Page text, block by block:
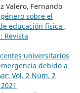
Valero, Fernando
sobre el
educación física ,
Revista
universitarios
debido a
Vol. 2 Núm. 2